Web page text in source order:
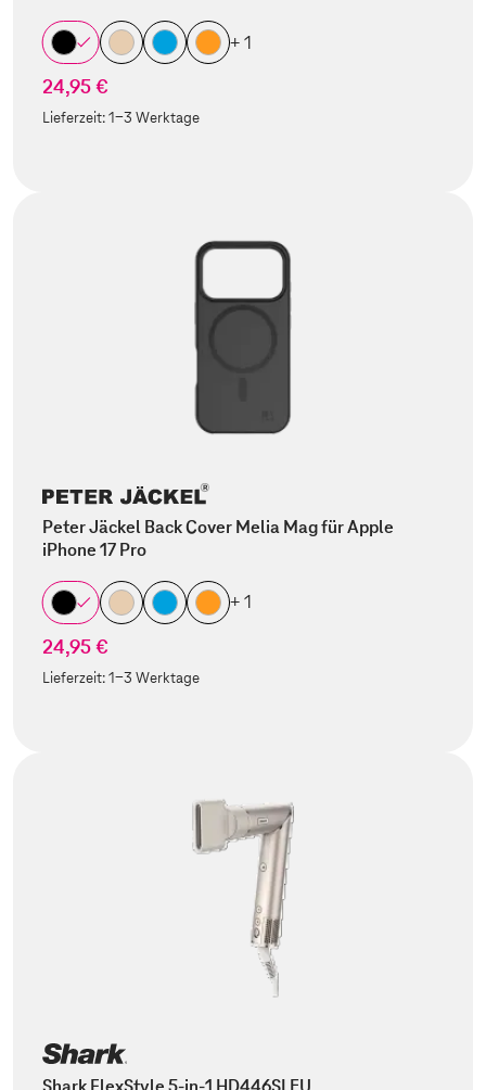
+ 1
24,95 €
Lieferzeit:1-3 Werktage
Peter Jäckel Back Cover Melia Mag für Apple
iPhone 17 Pro
+ 1
24,95 €
Lieferzeit:1-3 Werktage